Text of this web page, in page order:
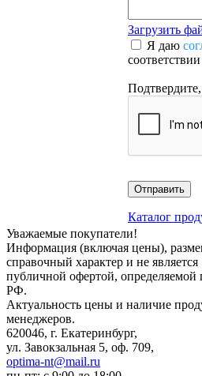
Загрузить
Я даю
Отправить
Каталог
Уважаемые покупатели!
Информация (включая цены),
справочный характер и не является
публичной офертой,
РФ.
Актуальность цены и наличие
менеджеров.
620046, г. Екатеринбург,
ул. Завокзальная 5, оф. 709,
optima-nt@mail.ru